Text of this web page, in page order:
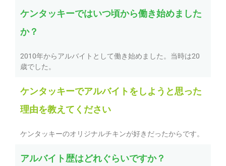
ケンタッキーではいつ頃から働き始めました
か？
2010年からアルバイトとして働き始めました。当時は20
歳でした。
ケンタッキーでアルバイトをしようと思った
理由を教えてください
ケンタッキーのオリジナルチキンが好きだったからです。
アルバイト歴はどれぐらいですか？